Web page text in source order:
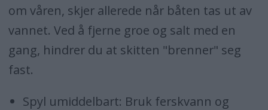
om våren, skjer allerede når båten tas ut av
vannet. Ved å fjerne groe og salt med en
gang, hindrer du at skitten "brenner" seg
fast.
Spyl umiddelbart: Bruk ferskvann og